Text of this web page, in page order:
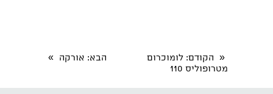
« הקודם: לומוכרום
מטרופוליס 110
הבא: אורקה »